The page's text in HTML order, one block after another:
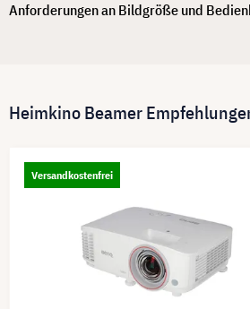
Anforderungen an Bildgröße und
Heimkino Beamer
Versandkostenfrei